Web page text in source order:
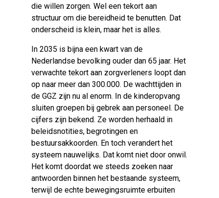
die willen zorgen. Wel een tekort aan
structuur om die bereidheid te benutten. Dat
onderscheid is klein, maar het is alles.
In 2035 is bijna een kwart van de
Nederlandse bevolking ouder dan 65 jaar. Het
verwachte tekort aan zorgverleners loopt dan
op naar meer dan 300.000. De wachttijden in
de GGZ zijn nu al enorm. In de kinderopvang
sluiten groepen bij gebrek aan personeel. De
cijfers zijn bekend. Ze worden herhaald in
beleidsnotities, begrotingen en
bestuursakkoorden. En toch verandert het
systeem nauwelijks. Dat komt niet door onwil.
Het komt doordat we steeds zoeken naar
antwoorden binnen het bestaande systeem,
terwijl de echte bewegingsruimte erbuiten